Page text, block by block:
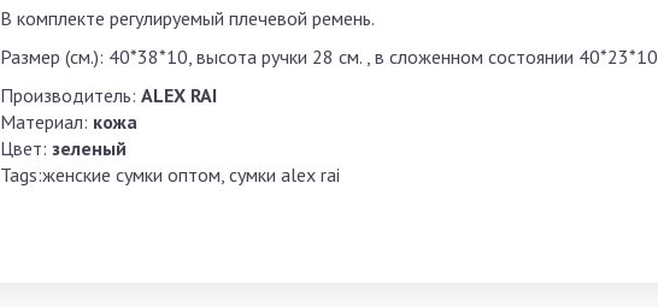
В комплекте регулируемый плечевой ремень.
Размер (см.): 40*38*10, высота ручки 28 см. , в сложенном состоянии 40*23*10
Производитель: ALEX RAI
Материал: кожа
Цвет: зеленый
Tags:женские сумки оптом, сумки alex rai